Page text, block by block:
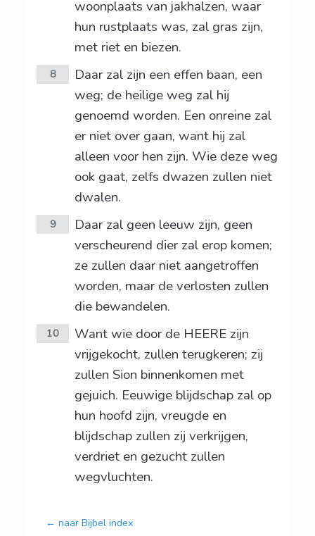
woonplaats van jakhalzen, waar
hun rustplaats was, zal gras zijn,
met riet en biezen.
8
Daar zal zijn een effen baan, een
weg; de heilige weg zal hij
genoemd worden. Een onreine zal
er niet over gaan, want hij zal
alleen voor hen zijn. Wie deze weg
ook gaat, zelfs dwazen zullen niet
dwalen.
9
Daar zal geen leeuw zijn, geen
verscheurend dier zal erop komen;
ze zullen daar niet aangetroffen
worden, maar de verlosten zullen
die bewandelen.
10
Want wie door de HEERE zijn
vrijgekocht, zullen terugkeren; zij
zullen Sion binnenkomen met
gejuich. Eeuwige blijdschap zal op
hun hoofd zijn, vreugde en
blijdschap zullen zij verkrijgen,
verdriet en gezucht zullen
wegvluchten.
← naar Bijbel index